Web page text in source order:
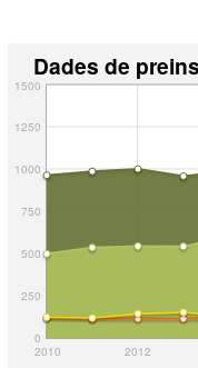
Dades de
2010 2012
0
250
500
750
1000
1250
1500